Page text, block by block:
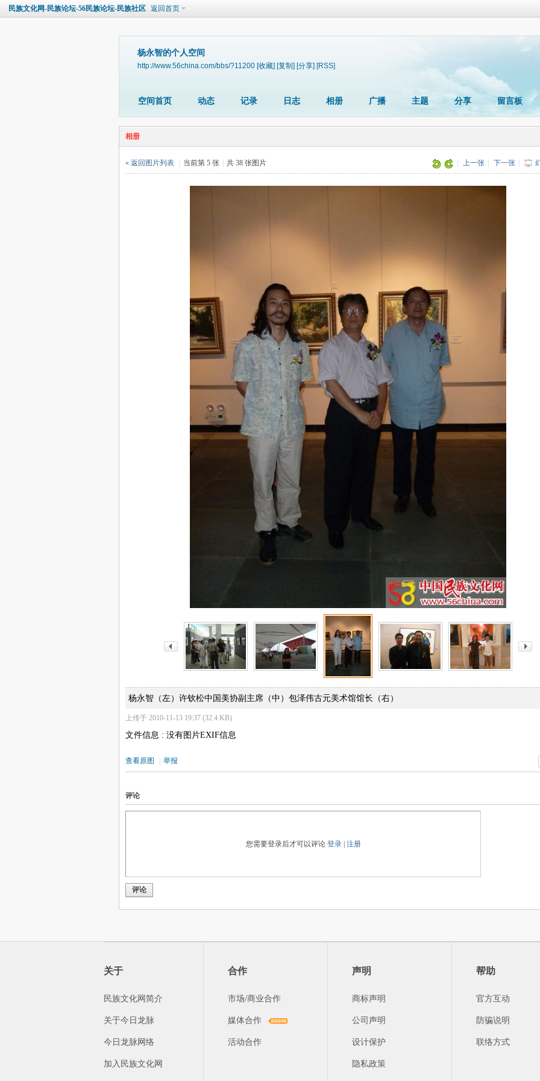
民族文化网-民族论坛-56民族论坛-民族社区 返回首页
杨永智的个人空间
http://www.56china.com/bbs/?11200 [收藏] [复制] [分享] [RSS]
空间首页 动态 记录 日志 相册 广播 主题 分享 留言板
相册
上一张 下一张
« 返回图片列表 当前第 5 张 共 38 张图片
杨永智（左）许钦松中国美协副主席（中）包泽伟古元美术馆馆长（右）
上传于 2010-11-13 19:37 (32.4 KB)
文件信息 : 没有图片EXIF信息
查看原图 举报
评论
您需要登录后才可以评论 登录| 注册
评论
关于
民族文化网简介
关于今日龙脉
今日龙脉网络
加入民族文化网
合作
市场/商业合作
媒体合作
活动合作
声明
商标声明
公司声明
设计保护
隐私政策
帮助
官方互动
防骗说明
联络方式